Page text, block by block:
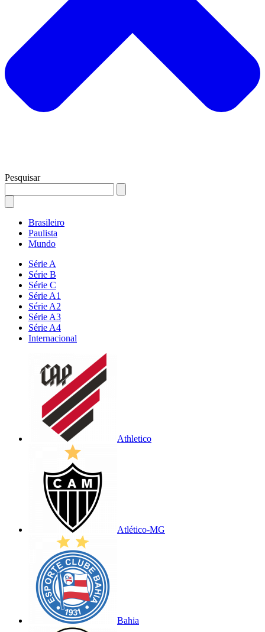
Pesquisar
Brasileiro
Paulista
Mundo
Série A
Série B
Série C
Série A1
Série A2
Série A3
Série A4
Internacional
Athletico
Atlético-MG
Bahia